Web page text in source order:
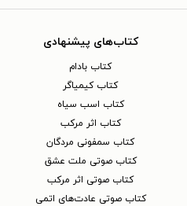
کتاب‌های پیشنهادی
کتاب بادام
کتاب کیمیاگر
کتاب اسب سیاه
کتاب اثر مرکب
کتاب سمفونی مردگان
کتاب صوتی ملت عشق
کتاب صوتی اثر مرکب
کتاب صوتی عادت‌های اتمی